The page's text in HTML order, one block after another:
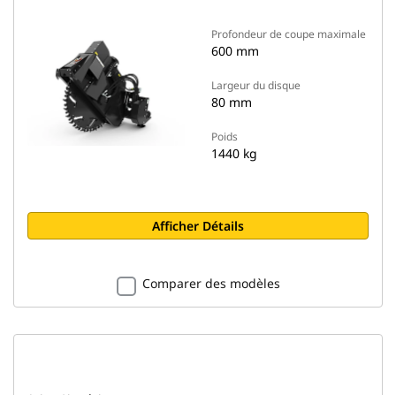
Profondeur de coupe maximale
600 mm
Largeur du disque
80 mm
Poids
1440 kg
Afficher Détails
Comparer des modèles